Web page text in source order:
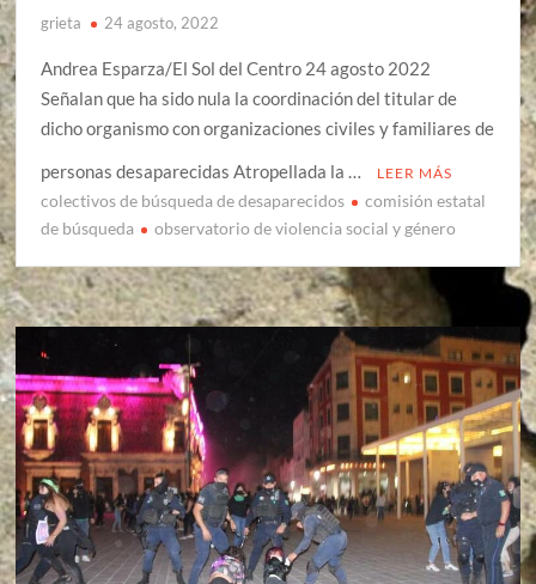
grieta 24 agosto, 2022
Andrea Esparza/El Sol del Centro 24 agosto 2022
Señalan que ha sido nula la coordinación del titular de
dicho organismo con organizaciones civiles y familiares de
personas desaparecidas Atropellada la …
LEER MÁS
colectivos de búsqueda de desaparecidos
comisión estatal
de búsqueda
observatorio de violencia social y género